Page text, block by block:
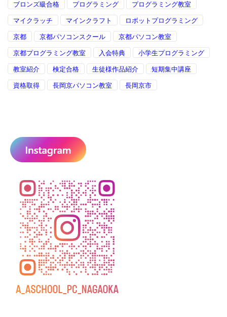
ブロンズ級合格 プログラミング プログラミング教室
マイクラッチ マインクラフト ロボットプログラミング
京都 京都パソコンスクール 京都パソコン教室
京都プログラミング教室 入会特典 小学生プログラミング
教室紹介 検定合格 生徒様作品紹介 短期集中講座
資格取得 長岡京パソコン教室 長岡京市